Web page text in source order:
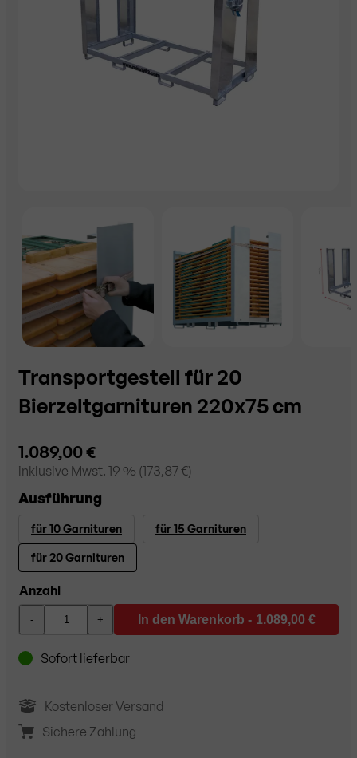
Transportgestell für 20
Bierzeltgarnituren 220x75 cm
1.089,00 €
inklusive Mwst. 19 % (173,87 €)
Ausführung
für 10 Garnituren für 15 Garnituren
für 20 Garnituren
Anzahl
- + In den Warenkorb - 1.089,00 €
Sofort lieferbar
Kostenloser Versand
Sichere Zahlung